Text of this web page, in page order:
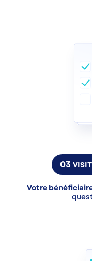
03
Votre